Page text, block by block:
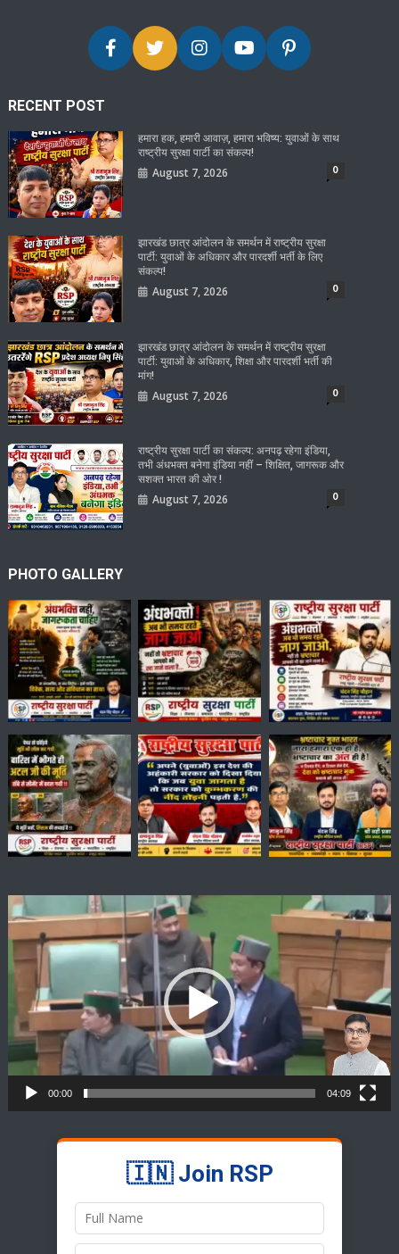
RECENT POST
हमारा हक, हमारी आवाज़, हमारा भविष्य: युवाओं के साथ
राष्ट्रीय सुरक्षा पार्टी का संकल्प!
August 7, 2026 0
झारखंड छात्र आंदोलन के समर्थन में राष्ट्रीय सुरक्षा
पार्टी: युवाओं के अधिकार और पारदर्शी भर्ती के लिए
संकल्प!
August 7, 2026 0
झारखंड छात्र आंदोलन के समर्थन में राष्ट्रीय सुरक्षा
पार्टी: युवाओं के अधिकार, शिक्षा और पारदर्शी भर्ती की
मांग!
August 7, 2026 0
राष्ट्रीय सुरक्षा पार्टी का संकल्प: अनपढ़ रहेगा इंडिया,
तभी अंधभक्त बनेगा इंडिया नहीं – शिक्षित, जागरूक और
सशक्त भारत की ओर !
August 7, 2026 0
PHOTO GALLERY
Video
Player
00:00 04:09
🇮🇳 Join RSP